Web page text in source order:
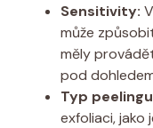
Sensitivity:
může
měly
pod
Typ
exfoliaci, jako